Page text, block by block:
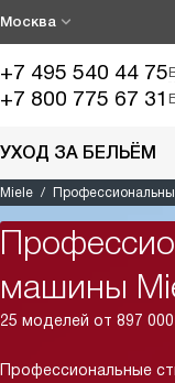
Москва
+7 495 540 44 75
+7 800 775 67 31
УХОД ЗА БЕЛЬЁМ
Miele
машины
25 моделей от 897 000
Профессиональные